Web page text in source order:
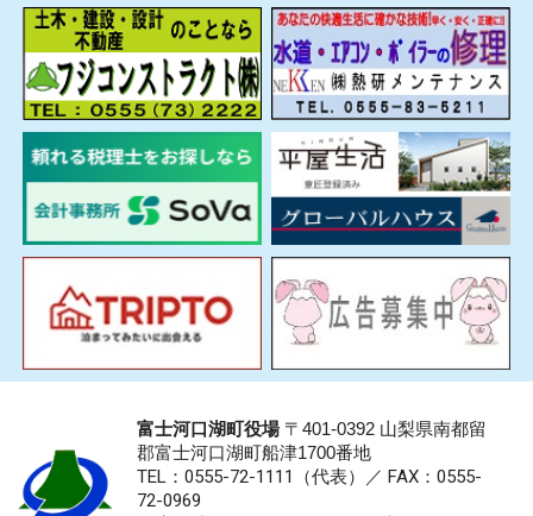
富士河口湖町役場〒401-0392 山梨県南都留
郡富士河口湖町船津1700番地
TEL：0555-72-1111 （代表）／ FAX：0555-
72-0969